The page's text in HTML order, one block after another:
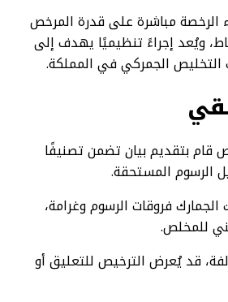
الرخصة مباشرة على قدرة المرخص
ويُعد إجراءً تنظيميًا يهدف إلى
التخليص الجمركي في المملكة.
بتقديم بيان تضمن تصنيفًا
الرسوم المستحقة.
فروقات الرسوم وغرامة،
للمخلص.
قد يُعرض الترخيص للتعليق أو